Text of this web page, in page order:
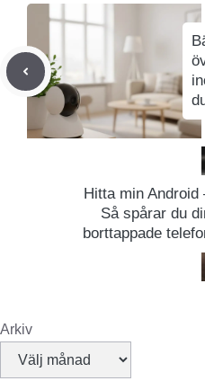
Hitta min Android
Så spårar du
borttappade
Arkiv